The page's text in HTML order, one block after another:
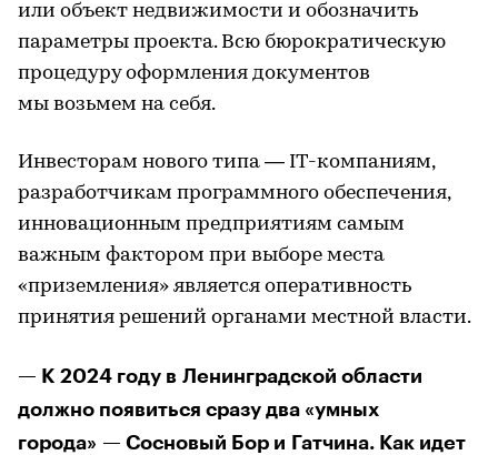
или объект недвижимости и обозначить
параметры проекта. Всю бюрократическую
процедуру оформления документов
мы возьмем на себя.
Инвесторам нового типа — IT-компаниям,
разработчикам программного обеспечения,
инновационным предприятиям самым
важным фактором при выборе места
«приземления» является оперативность
принятия решений органами местной власти.
— К 2024 году в Ленинградской области
должно появиться сразу два «умных
города» — Сосновый Бор и Гатчина. Как идет